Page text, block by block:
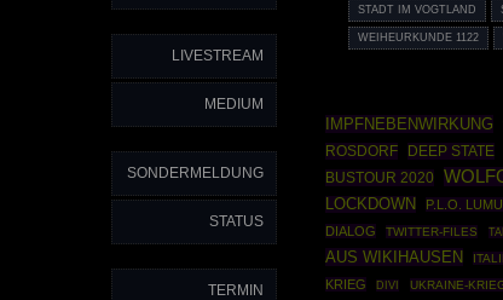
LIVESTREAM
MEDIUM
SONDERMELDUNG
STATUS
TERMIN
STADT IM VOGTLAND
WEIHEURKUNDE 1122
IMPFNEBENWIRKUNG
ROSDORF
DEEP STATE
BUSTOUR 2020
LOCKDOWN
P.L.O.
DIALOG
TWITTER-FILES
AUS WIKIHAUSEN
KRIEG DIVI UKRAINE-